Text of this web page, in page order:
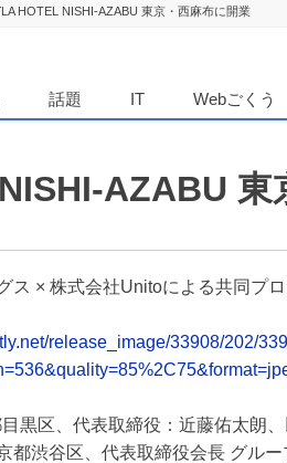
HOTEL NISHI-AZABU 東京・西麻布に開業
話題 IT Webごくう
AZABU 東
ス × 株式会社Unitoによる共同プロ
release_image/33908/202/
黒区、代表取締役：近藤佑太朗
都渋谷区、代表取締役会長 グル